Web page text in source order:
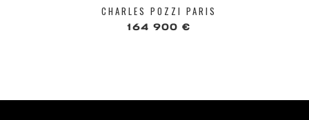
CHARLES POZZI PARIS
164 900 €